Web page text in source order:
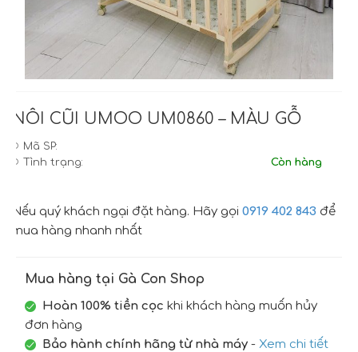
NÔI CŨI UMOO UM0860 – MÀU GỖ
Mã SP:
Tình trạng:
Còn hàng
Nếu quý khách ngại đặt hàng. Hãy gọi 0919 402 843 để
mua hàng nhanh nhất
Mua hàng tại Gà Con Shop
Hoàn 100% tiền cọc khi khách hàng muốn hủy
đơn hàng
Bảo hành chính hãng từ nhà máy - Xem chi tiết